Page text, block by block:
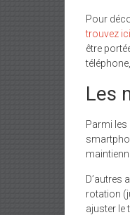
Pour
trouvez ici
être
Les
Parmi
D’autres
rotation
ajuster le